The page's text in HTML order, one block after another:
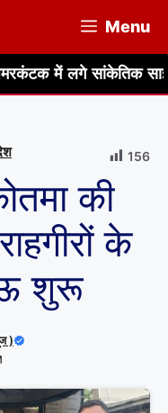
Menu
साइन बोर्डों पर
156
की
के
शुरू
)